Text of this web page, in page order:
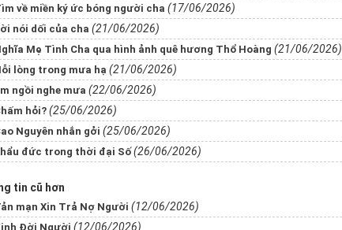
về miền ký ức bóng người cha (17/06/2026)
nói dối của cha (21/06/2026)
Mẹ Tình Cha qua hình ảnh quê hương Thổ Hoàng (21/06/2026)
lòng trong mưa hạ (21/06/2026)
ngồi nghe mưa (22/06/2026)
hỏi? (25/06/2026)
Nguyên nhắn gởi (25/06/2026)
đức trong thời đại Số (26/06/2026)
tin cũ hơn
mạn Xin Trả Nợ Người (12/06/2026)
Đời Người (12/06/2026)